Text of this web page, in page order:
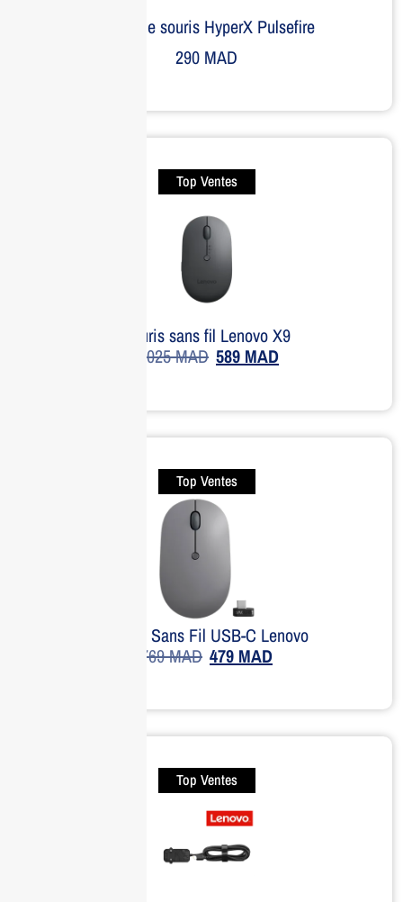
Tapis de souris HyperX Pulsefire
290 MAD
Top Ventes
Souris sans fil Lenovo X9
1,025MAD 589 MAD
Top Ventes
Souris Sans Fil USB-C Lenovo
769MAD 479 MAD
Top Ventes